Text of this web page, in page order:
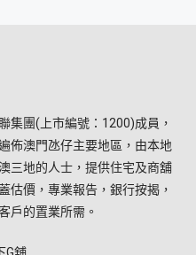
集團(上市編號：1200)成員，
佈澳門氹仔主要地區，由本地
三地的人士，提供住宅及商舖
估價，專業報告，銀行按揭，
戶的置業所需。
G舖